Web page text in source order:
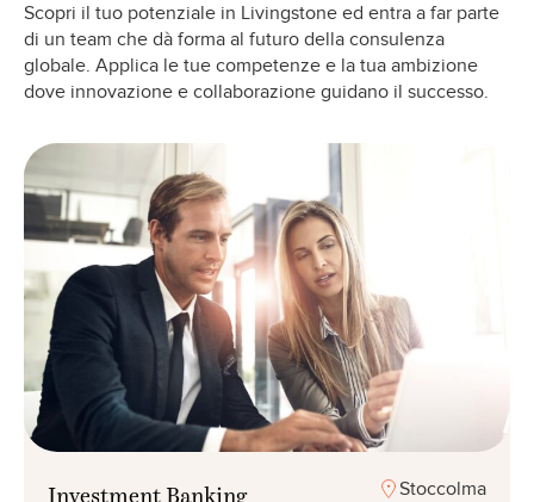
Scopri il tuo potenziale in Livingstone ed entra a far parte
di un team che dà forma al futuro della consulenza
globale. Applica le tue competenze e la tua ambizione
dove innovazione e collaborazione guidano il successo.
Investment Banking
Stoccolma